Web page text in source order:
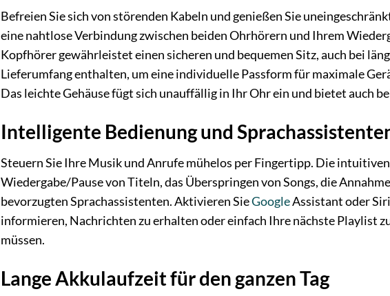
Befreien Sie sich von störenden Kabeln und genießen Sie
eine nahtlose Verbindung zwischen beiden Ohrhörern und Ihrem
Kopfhörer gewährleistet einen sicheren und bequemen Sitz, auch bei
Lieferumfang enthalten, um eine individuelle Passform für maximale
Das leichte Gehäuse fügt sich unauffällig in Ihr Ohr ein und bietet auch
Intelligente Bedienung und
Steuern Sie Ihre Musik und Anrufe mühelos per Fingertipp. Die
Wiedergabe/Pause von Titeln, das Überspringen von Songs, die
bevorzugten Sprachassistenten. Aktivieren SieGoogleAssistant oder
informieren, Nachrichten zu erhalten oder einfach Ihre nächste Playlist
müssen.
Lange Akkulaufzeit für den ganzen Tag